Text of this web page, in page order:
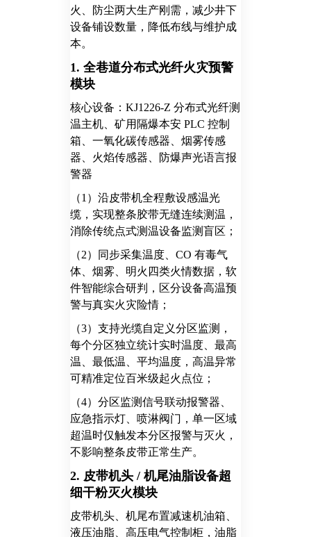
火、防尘两大生产刚需，减少井下
设备铺设数量，降低布线与维护成
本。
1. 全巷道分布式光纤火灾预警
模块
核心设备：KJ1226-Z 分布式光纤测
温主机、矿用隔爆本安 PLC 控制
箱、一氧化碳传感器、烟雾传感
器、火焰传感器、防爆声光语言报
警器
（1）沿皮带机全程敷设感温光
缆，实现整条胶带无缝连续测温，
消除传统点式测温设备监测盲区；
（2）同步采集温度、CO 有毒气
体、烟雾、明火四类火情数据，软
件智能综合研判，区分设备高温预
警与真实火灾险情；
（3） 支持光缆自定义分区监测，
每个分区独立统计实时温度、最高
温、最低温、平均温度，高温异常
可精准定位百米级起火点位；
（4） 分区监测信号联动报警器、
应急指示灯、喷淋阀门，单一区域
超温时仅触发本分区报警与灭火，
不影响整条皮带正常生产。
2. 皮带机头 / 机尾油脂设备超
细干粉灭火模块
皮带机头、机尾布置减速机油箱、
液压油脂、高压电气控制柜，油脂